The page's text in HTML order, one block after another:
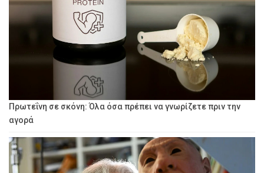
Πρωτεΐνη σε σκόνη: Όλα όσα πρέπει να γνωρίζετε πριν την
αγορά